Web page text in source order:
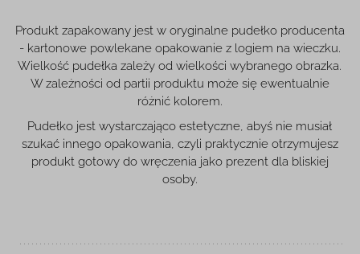
Produkt zapakowany jest w oryginalne pudełko producenta
- kartonowe powlekane opakowanie z logiem na wieczku.
Wielkość pudełka zależy od wielkości wybranego obrazka.
W zależności od partii produktu może się ewentualnie
różnić kolorem.
Pudełko jest wystarczająco estetyczne, abyś nie musiał
szukać innego opakowania, czyli praktycznie otrzymujesz
produkt gotowy do wręczenia jako prezent dla bliskiej
osoby.